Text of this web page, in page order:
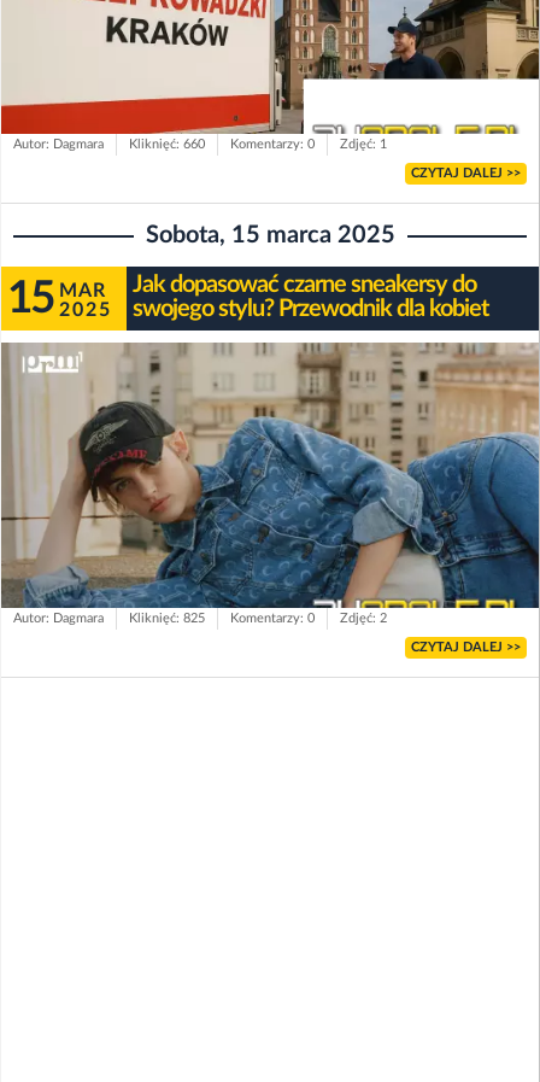
Autor: Dagmara Kliknięć: 660 Komentarzy: 0 Zdjęć: 1
CZYTAJ DALEJ >>
Sobota, 15 marca 2025
15 MAR
2025
Jak dopasować czarne sneakersy do
swojego stylu? Przewodnik dla kobiet
Autor: Dagmara Kliknięć: 825 Komentarzy: 0 Zdjęć: 2
CZYTAJ DALEJ >>